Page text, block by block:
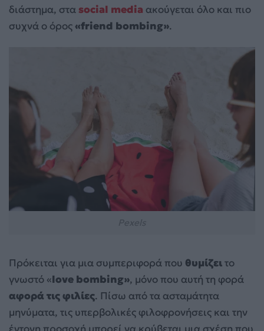
διάστημα, στα social media ακούγεται όλο και πιο
συχνά ο όρος«friend bombing».
Πρόκειται για μια συμπεριφορά που θυμίζειτο
γνωστό «love bombing», μόνο που αυτή τη φορά
αφορά τις φιλίες. Πίσω από τα ασταμάτητα
μηνύματα, τις υπερβολικές φιλοφρονήσεις και την